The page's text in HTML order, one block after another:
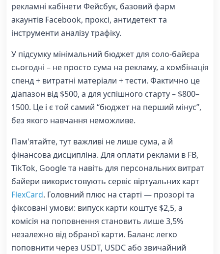
рекламні кабінети Фейсбук, базовий фарм
акаунтів Facebook, проксі, антидетект та
інструменти аналізу трафіку.
У підсумку мінімальний бюджет для соло-байєра
сьогодні – не просто сума на рекламу, а комбінація
спенд + витратні матеріали + тести. Фактично це
діапазон від $500, а для успішного старту – $800–
1500. Це і є той самий “бюджет на перший мінус”,
без якого навчання неможливе.
Пам'ятайте, тут важливі не лише сума, а й
фінансова дисципліна. Для оплати реклами в FB,
TikTok, Google та навіть для персональних витрат
байери використовують сервіс віртуальних карт
FlexCard. Головний плюс на старті — прозорі та
фіксовані умови: випуск карти коштує $2,5, а
комісія на поповнення становить лише 3,5%
незалежно від обраної карти. Баланс легко
поповнити через USDT, USDC або звичайний